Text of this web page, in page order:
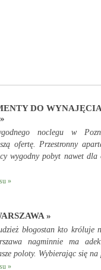
DO WYNAJĘCIA
noclegu w
ofertę. Przestronny
wygodny pobyt nawet dla
»
»
błogostan kto króluje
nagminnie ma
poloty. Wybierając się na
»